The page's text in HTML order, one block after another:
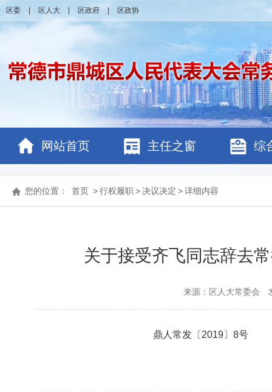
区委 区人大 区政府 区政协
网站首页 主任之窗 综
您的位置： 首页 >行权履职 > 决议决定 >详细内容
关于接受齐飞同志辞去
来源：区人大常委会
鼎人常发〔2019〕8号